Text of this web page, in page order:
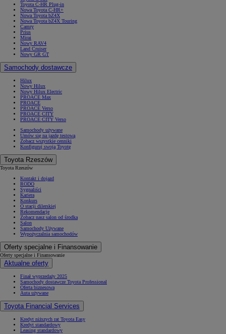
Toyota C-HR Plug-in
Nowa Toyota C-HR+
Nowa Toyota bZ4X
Nowa Toyota bZ4X Touring
Camry
Prius
Mirai
Nowy RAV4
Land Cruiser
Nowy GR GT
Samochody dostawcze
Hilux
Nowy Hilux
Nowy Hilux Electric
PROACE Max
PROACE
PROACE Verso
PROACE CITY
PROACE CITY Verso
Samochody używane
Umów się na jazdę testową
Zobacz wszystkie cenniki
Konfiguruj swoją Toyotę
Toyota Rzeszów
Toyota Rzeszów
Kontakt i dojazd
RODO
Sygnaliści
Kariera
Konkurs
O stacji dilerskiej
Rekomendacje
Zobacz nasz salon od środka
Salon
Samochody Używane
Wypożyczalnia samochodów
Oferty specjalne i Finansowanie
Oferty specjalne i Finansowanie
Aktualne oferty
Finał wyprzedaży 2025
Samochody dostawcze Toyota Professional
Oferta biznesowa
Auta używane
Toyota Financial Services
Kredyt niższych rat Toyota Easy
Kredyt standardowy
Leasing standardowy